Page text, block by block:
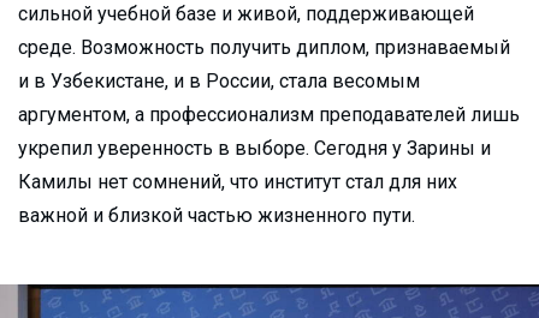
сильной учебной базе и живой, поддерживающей
среде. Возможность получить диплом, признаваемый
и в Узбекистане, и в России, стала весомым
аргументом, а профессионализм преподавателей лишь
укрепил уверенность в выборе. Сегодня у Зарины и
Камилы нет сомнений, что институт стал для них
важной и близкой частью жизненного пути.